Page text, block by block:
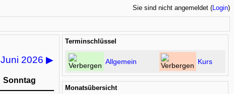
Sie sind nicht angemeldet (Login)
Juni 2026▶
Sonntag
Terminschlüssel
Allgemein Kurs
Monatsübersicht